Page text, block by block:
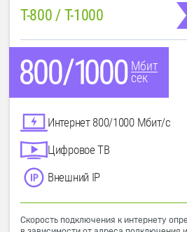
T-800 / T-1000
Мбит
сек
Интернет 800/1000 Мбит/с
Цифровое ТВ
Внешний IP
Скорость подключения к интернету